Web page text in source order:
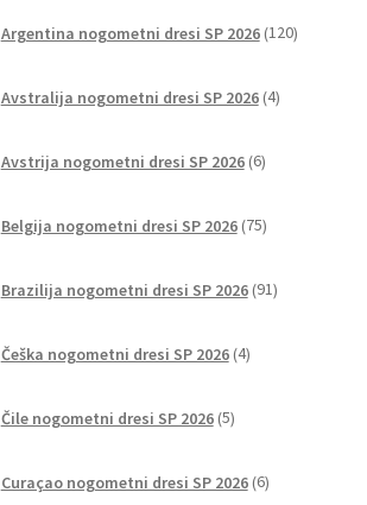
Argentina nogometni dresi SP 2026 120izdelkov
Avstralija nogometni dresi SP 2026 4izdelki
Avstrija nogometni dresi SP 2026 6izdelkov
Belgija nogometni dresi SP 2026 75izdelkov
Brazilija nogometni dresi SP 2026 91izdelkov
Češka nogometni dresi SP 2026 4izdelki
Čile nogometni dresi SP 2026 5izdelkov
Curaçao nogometni dresi SP 2026 6izdelkov